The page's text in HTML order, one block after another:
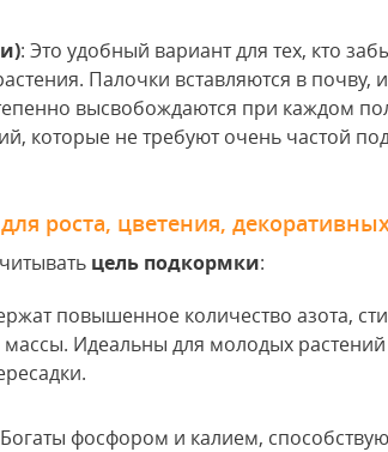
: Это удобный вариант для тех, кто
Палочки вставляются в почву, и
высвобождаются при каждом
которые не требуют очень частой
роста, цветения,
цель подкормки:
повышенное количество азота,
Идеальны для молодых растений
фосфором и калием,